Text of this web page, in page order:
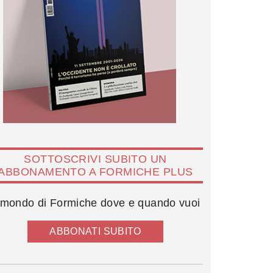
SOTTOSCRIVI SUBITO UN
A FORMICHE PLUS
di Formiche dove e quando vuoi
ABBONATI SUBITO